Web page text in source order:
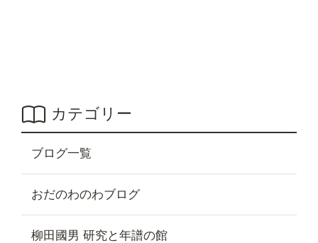
カテゴリー
ブログ一覧
おだのわのわブログ
柳田國男 研究と年譜の館